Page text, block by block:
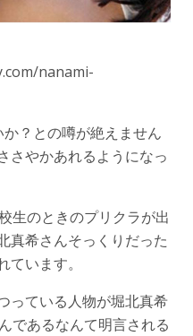
nanami-
？との噂が絶えません
さやかあれるようになっ
生のときのプリクラが出
真希さんそっくりだった
います。
っている人物が堀北真希
であるなんて明言される